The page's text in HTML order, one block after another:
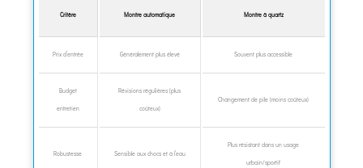
Critère Montre automatique Montre à quartz
Prix d’entrée Généralement plus élevé Souvent plus accessible
Budget
entretien
Révisions régulières (plus
coûteux)
Changement de pile (moins coûteux)
Robustesse Sensible aux chocs et à l’eau
Plus résistant dans un usage
urbain/sportif